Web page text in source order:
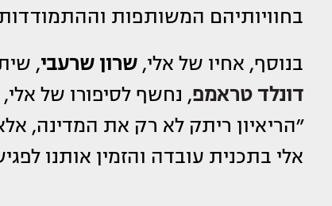
בחוויותיהם המשותפות
בנוסף, אחיו של אלי,שרון שרעבי,
דונלד טראמפ, נחשף לסיפורו של
״הריאיון ריתק לא רק את המדינה,
אלי בתכנית עובדה והזמין אותנו